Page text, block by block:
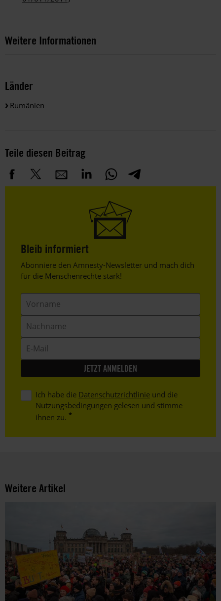
Weitere Informationen
Länder
Rumänien
Teile diesen Beitrag
Bleib informiert
Header
Text
Abonniere den Amnesty-Newsletter und mach dich
für die Menschenrechte stark!
Mail
Ich habe die Datenschutzrichtlinie und die
Nutzungsbedingungen gelesen und stimme
ihnen zu.
Weitere Artikel